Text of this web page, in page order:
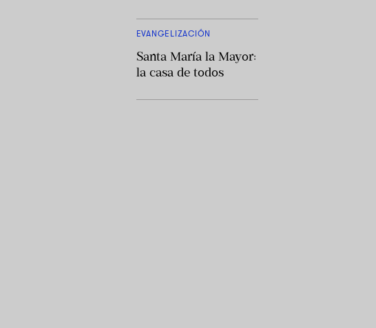
EVANGELIZACIÓN
Santa María la Mayor:
la casa de todos